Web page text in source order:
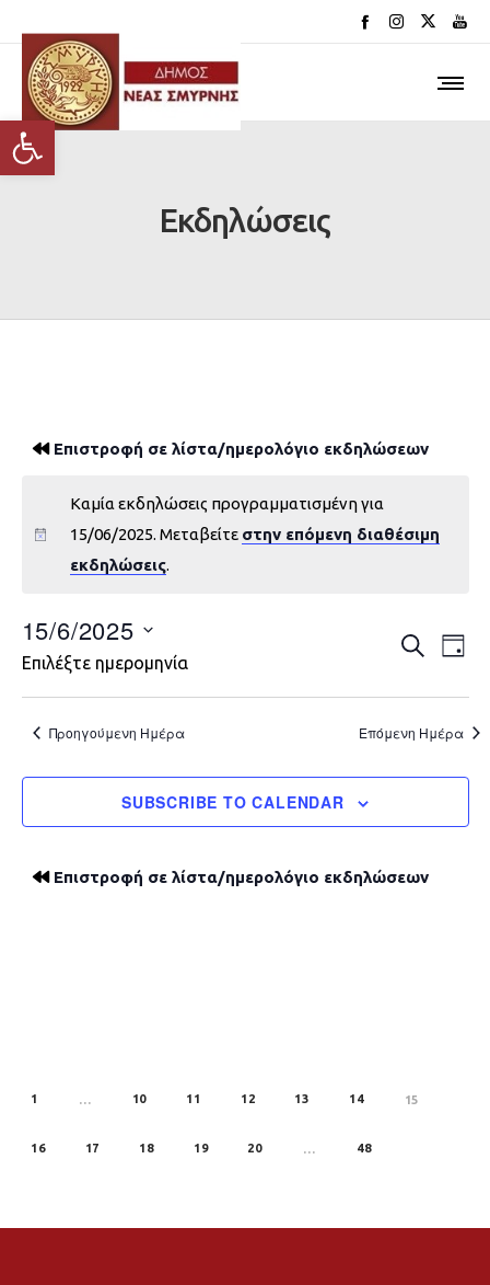
Ανοίξτε τη γραμμή εργαλείων
Εκδηλώσεις
Επιστροφή σε λίστα/ημερολόγιο εκδηλώσεων
Καμία εκδηλώσεις προγραμματισμένη για
15/06/2025. Μεταβείτε στην επόμενη διαθέσιμη
εκδηλώσεις.
Search
and
Views
DAY
15/6/2025
Επιλέξτε ημερομηνία
Προηγούμενη Ημέρα Επόμενη Ημέρα
SUBSCRIBE TO CALENDAR
Επιστροφή σε λίστα/ημερολόγιο εκδηλώσεων
1 … 10 11 12 13 14 15
16 17 18 19 20 … 48